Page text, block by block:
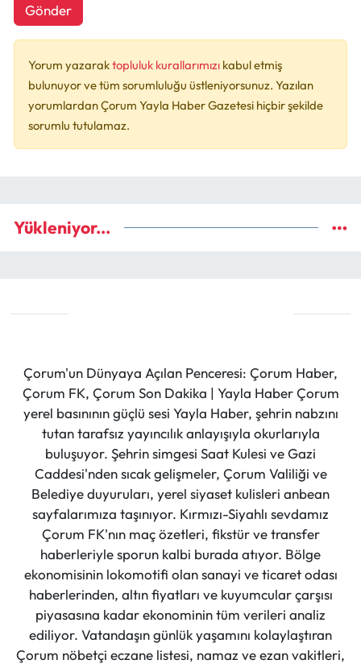
Gönder
Yorum yazaraktopluluk kurallarımızı kabul etmiş
bulunuyor ve tüm sorumluluğu üstleniyorsunuz. Yazılan
yorumlardan Çorum Yayla Haber Gazetesi hiçbir şekilde
sorumlu tutulamaz.
Yükleniyor...
Çorum'un Dünyaya Açılan Penceresi: Çorum Haber,
Çorum FK, Çorum Son Dakika | Yayla Haber Çorum
yerel basınının güçlü sesi Yayla Haber, şehrin nabzını
tutan tarafsız yayıncılık anlayışıyla okurlarıyla
buluşuyor. Şehrin simgesi Saat Kulesi ve Gazi
Caddesi'nden sıcak gelişmeler, Çorum Valiliği ve
Belediye duyuruları, yerel siyaset kulisleri anbean
sayfalarımıza taşınıyor. Kırmızı-Siyahlı sevdamız
Çorum FK'nın maç özetleri, fikstür ve transfer
haberleriyle sporun kalbi burada atıyor. Bölge
ekonomisinin lokomotifi olan sanayi ve ticaret odası
haberlerinden, altın fiyatları ve kuyumcular çarşısı
piyasasına kadar ekonominin tüm verileri analiz
ediliyor. Vatandaşın günlük yaşamını kolaylaştıran
Çorum nöbetçi eczane listesi, namaz ve ezan vakitleri,